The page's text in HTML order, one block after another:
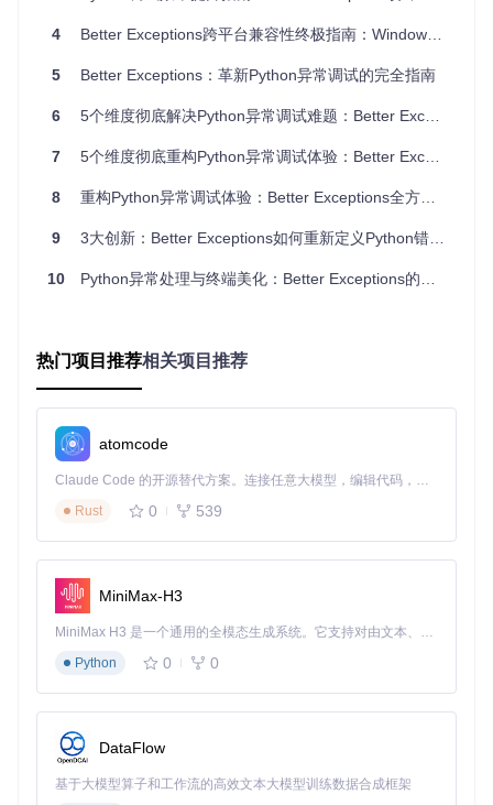
方案架构：Better Exceptions如何重构异常处
理流程？
三步完成跨平台部署指南
Better Exceptions采用极简安装流程，不同平台仅需三步即可
完成配置：
基础安装：通过PyPI统一安装包
环境变量配置
端）
> ~/.zshrc && source ~/.zshrc
验证安装：执行测试脚本观察异常输出变化
核心模块如何协同工作？
formatter.py：异常信息格式化引擎，负责将标准异常转化
为结构化输出
color.py：跨平台颜色管理系统，确保不同终端环境下的显
示一致性
与传统异常处理的架构差异是什么？
传统异常处理流程是线性的信息输出，而Better Exceptions采
4 Better Exceptions跨平台兼容性终极指南：Windows、Linux、macOS全解析
5 Better Exceptions：革新Python异常调试的完全指南
6 5个维度彻底解决Python异常调试难题：Better Exceptions实战解决方案
7 5个维度彻底重构Python异常调试体验：Better Exceptions进阶指南
8 重构Python异常调试体验：Better Exceptions全方位指南
9 3大创新：Better Exceptions如何重新定义Python错误显示
10 Python异常处理与终端美化：Better Exceptions的跨平台解决方案
热门项目推荐相关项目推荐
atomcode
Claude Code 的开源替代方案。连接任意大模型，编辑代码，运行命令，自动验证 — 全自动执行。用 Rust 构建，极致性能。 ｜ An open-source alternative to Claude Code. Connect any LLM, edit code, run commands, and verify changes — autonomously. Built in Rust for speed. Get Started
Rust
0 539
MiniMax-H3
MiniMax H3 是一个通用的全模态生成系统。它支持对由文本、图像、视频和音频组成的多模态上下文进行统一理解，并能生成分辨率高达 2K、时长可达 15 秒的带原生立体声音频的视频。得益于面向任务泛化的系统设计，H3 在预训练阶段就已具备广泛的多模态上下文理解与生成能力，能够出色地执行复杂的多模态指令。
Python
0 0
DataFlow
基于大模型算子和工作流的高效文本大模型训练数据合成框架